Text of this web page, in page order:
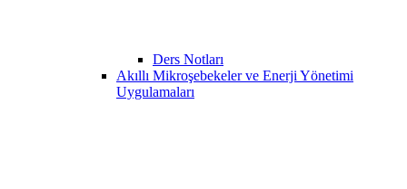
Ders Notları
Akıllı Mikroşebekeler ve Enerji Yönetimi
Uygulamaları